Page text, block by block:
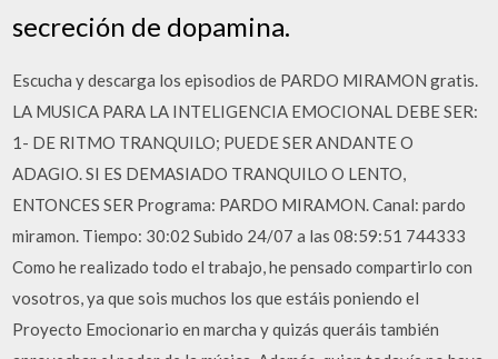
secreción de dopamina.
Escucha y descarga los episodios de PARDO MIRAMON gratis.
LA MUSICA PARA LA INTELIGENCIA EMOCIONAL DEBE SER:
1- DE RITMO TRANQUILO; PUEDE SER ANDANTE O
ADAGIO. SI ES DEMASIADO TRANQUILO O LENTO,
ENTONCES SER Programa: PARDO MIRAMON. Canal: pardo
miramon. Tiempo: 30:02 Subido 24/07 a las 08:59:51 744333
Como he realizado todo el trabajo, he pensado compartirlo con
vosotros, ya que sois muchos los que estáis poniendo el
Proyecto Emocionario en marcha y quizás queráis también